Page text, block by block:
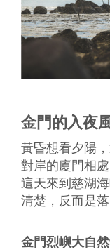
金門的入夜
黃昏想看夕陽
對岸的廈門相
這天來到慈湖
清楚，反而是
金門烈嶼大自